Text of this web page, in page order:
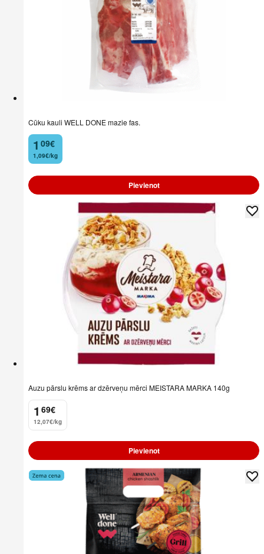
Cūku kauli WELL DONE mazie fas.
1
. 09€
1,09€/kg
Pievienot
Auzu pārslu krēms ar dzērveņu mērci MEISTARA MARKA 140g
1
. 69€
12,07€/kg
Pievienot